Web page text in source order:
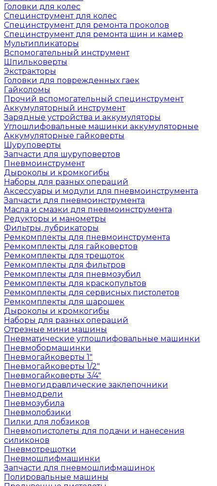
Головки для колес
Специнструмент для колес
Специнструмент для ремонта проколов
Специнструмент для ремонта шин и камер
Мультипликаторы
Вспомогательный инструмент
Шпильковерты
Экстракторы
Головки для поврежденных гаек
Гайколомы
Прочий вспомогательный специнструмент
Аккумуляторный инструмент
Зарядные устройства и аккумуляторы
Углошлифовальные машинки аккумуляторные
Аккумуляторные гайковерты
Шуруповерты
Запчасти для шуруповертов
Пневмоинструмент
Дыроколы и кромкогибы
Наборы для разных операций
Аксессуары и модули для пневмоинструмента
Запчасти для пневмоинструмента
Масла и смазки для пневмоинструмента
Редукторы и манометры
Фильтры, лубрикаторы
Ремкомплекты для пневмоинструмента
Ремкомплекты для гайковертов
Ремкомплекты для трещоток
Ремкомплекты для фильтров
Ремкомплекты для пневмозубил
Ремкомплекты для краскопультов
Ремкомплекты для сервисных пистолетов
Ремкомплекты для шарошек
Дыроколы и кромкогибы
Наборы для разных операций
Отрезные мини машины
Пневматические углошлифовальные машинки
Пневмобормашинки
Пневмогайковерты 1"
Пневмогайковерты 1/2"
Пневмогайковерты 3/4"
Пневмогидравлические заклепочники
Пневмодрели
Пневмозубила
Пневмолобзики
Пилки для лобзиков
Пневмопистолеты для подачи и нанесения
силиконов
Пневмотрещотки
Пневмошлифмашинки
Запчасти для пневмошлифмашинок
Полировальные машины